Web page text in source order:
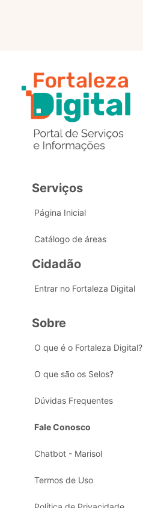
Serviços
Página Inicial
Catálogo de áreas
Cidadão
Entrar no Fortaleza Digital
Sobre
O que é o Fortaleza Digital?
O que são os Selos?
Dúvidas Frequentes
Fale Conosco
Chatbot - Marisol
Termos de Uso